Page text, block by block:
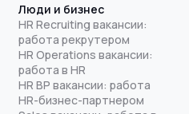
Люди и бизнес
HR Recruiting вакансии:
работа рекрутером
HR Operations вакансии:
работа в HR
HR BP вакансии: работа
HR-бизнес-партнером